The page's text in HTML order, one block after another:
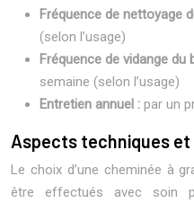
Fréquence de nettoyage
(selon l’usage)
Fréquence de vidange du
semaine (selon l’usage)
Entretien annuel : par un
Aspects techniques et
Le choix d’une cheminée à
être effectués avec soin